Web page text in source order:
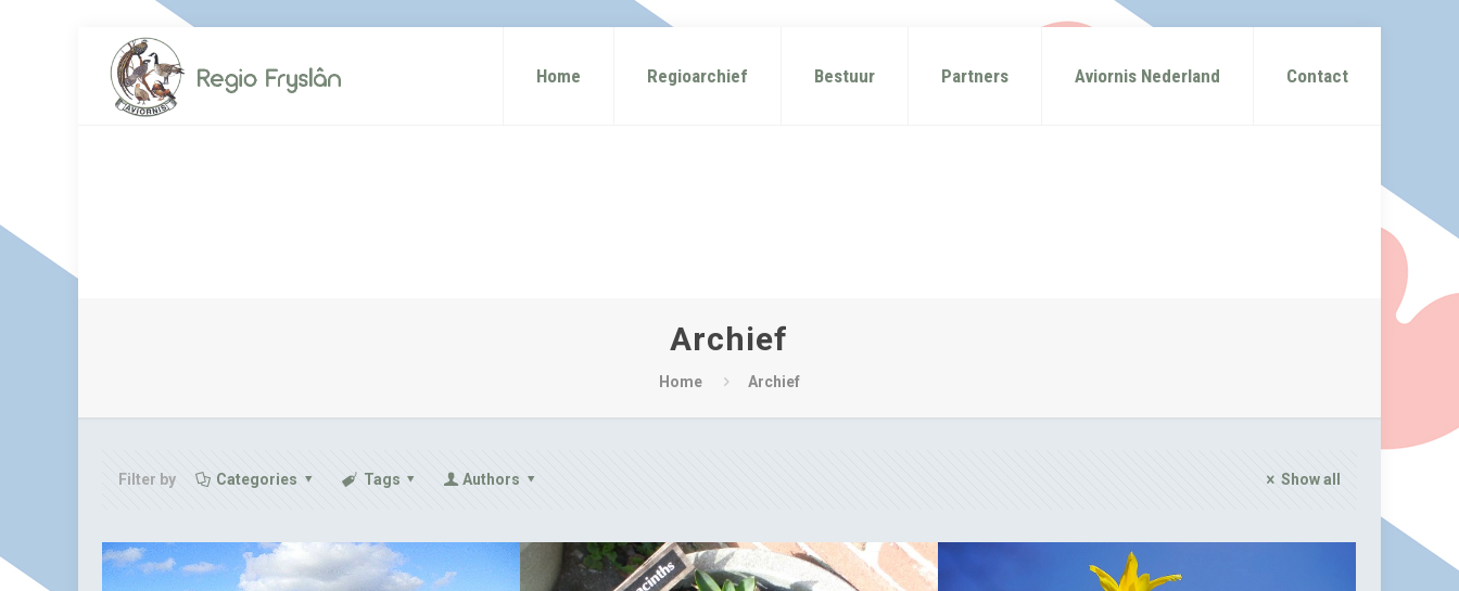
Home Regioarchief Bestuur Partners Aviornis Nederland Contact
Archief
Home Archief
Filter by Categories Tags Authors Show all